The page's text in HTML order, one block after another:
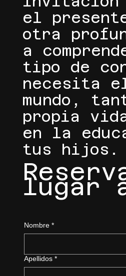
el
otra
a
tipo de
necesita
mundo,
propia
en la
tus hijos.
lugar
Nombre *
Apellidos *